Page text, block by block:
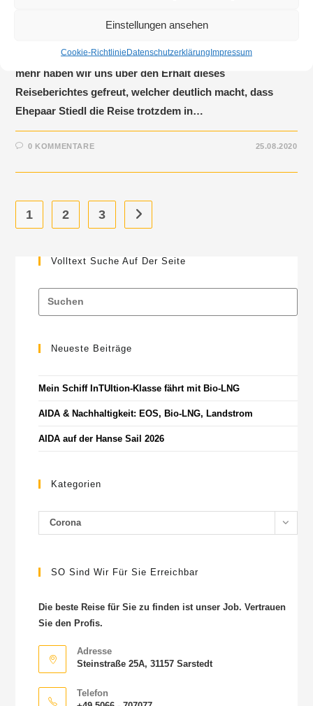
Einstellungen ansehen
Cookie-RichtlinieDatenschutzerklärungImpressum
welche ganz ohne Landgänge stattgefunden hat. Umso
mehr haben wir uns über den Erhalt dieses
Reiseberichtes gefreut, welcher deutlich macht, dass
Ehepaar Stiedl die Reise trotzdem in…
0 KOMMENTARE 25.08.2020
1 2 3
Volltext Suche Auf Der Seite
Neueste Beiträge
Mein Schiff InTUItion-Klasse fährt mit Bio-LNG
AIDA & Nachhaltigkeit: EOS, Bio-LNG, Landstrom
AIDA auf der Hanse Sail 2026
Kategorien
Corona
SO Sind Wir Für Sie Erreichbar
Die beste Reise für Sie zu finden ist unser Job. Vertrauen
Sie den Profis.
Adresse
Steinstraße 25A, 31157 Sarstedt
Telefon